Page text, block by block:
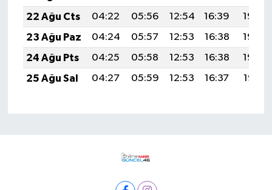
22 Ağu Cts
04:22 05:56 12:54 16:39
19:42
23 Ağu Paz
04:24 05:57 12:53 16:38
19:40
24 Ağu Pts
04:25 05:58 12:53 16:38
19:39
25 Ağu Sal
04:27 05:59 12:53 16:37 19:37